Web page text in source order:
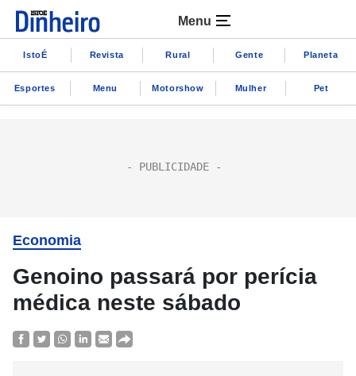
Menu
IstoÉ Revista Rural Gente Planeta
Esportes Menu Motorshow Mulher Pet
Economia
Genoino passará por perícia
médica neste sábado